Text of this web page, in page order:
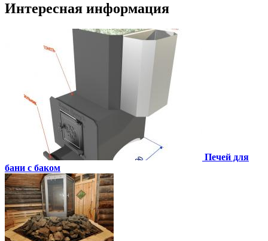
Интересная информация
Печей для
бани с баком